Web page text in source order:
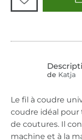
de Katja
Le fil à coudre
coudre idéal pour
de coutures. Il
machine et à la